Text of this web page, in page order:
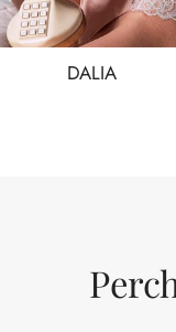
DALIA